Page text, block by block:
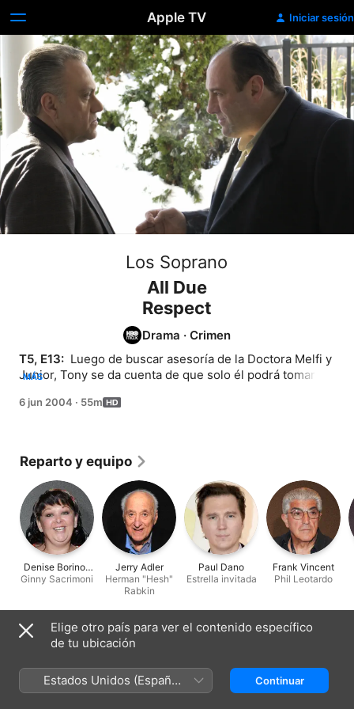
Apple TV Iniciar sesión
Los Soprano
All Due
Respect
Drama ·Crimen
T5, E13: Luego de buscar asesoría de la Doctora Melfi y
Junior, Tony se da cuenta de que solo él podrá tomar la
MÁS
6 jun 2004 · 55m
Reparto y equipo
Denise Borino-
Quinn
Ginny Sacrimoni
Jerry Adler
Herman "Hesh"
Rabkin
Paul Dano
Estrella invitada
Frank Vincent
Phil Leotardo
Ficha técnica
2004
Duración
Elige otro país para ver el contenido específico
de tu ubicación
Estados Unidos (Español
México)
Continuar